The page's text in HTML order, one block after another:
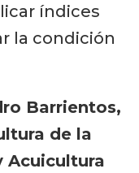
índices
la condición
Barrientos,
de la
Acuicultura